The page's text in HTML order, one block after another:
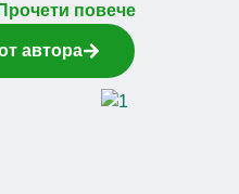
Прочети повече
автора